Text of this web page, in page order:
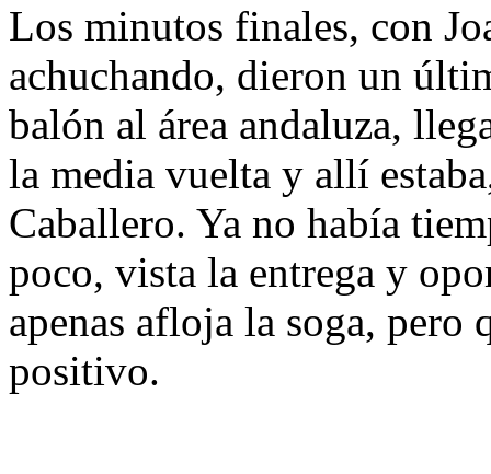
Los minutos finales, con
achuchando, dieron un
balón al área andaluza,
la media vuelta y allí
Caballero. Ya no había
poco, vista la entrega y
apenas afloja la soga, pero
positivo.